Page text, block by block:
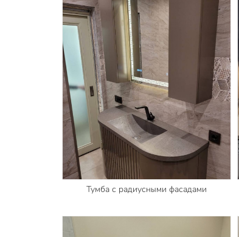
Тумба с радиусными фасадами